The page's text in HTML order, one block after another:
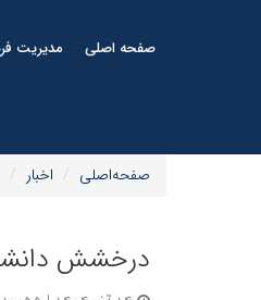
صفحه اصلی مدیریت
صفحه‌اصلی اخبار
درخشش